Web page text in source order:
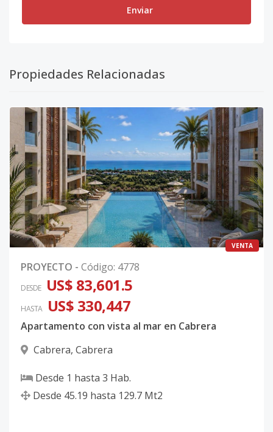
Enviar
Propiedades Relacionadas
VENTA
PROYECTO - Código: 4778
DESDE US$ 83,601.5
HASTA US$ 330,447
Apartamento con vista al mar en Cabrera
Cabrera, Cabrera
Desde 1 hasta 3 Hab.
Desde 45.19 hasta 129.7 Mt2